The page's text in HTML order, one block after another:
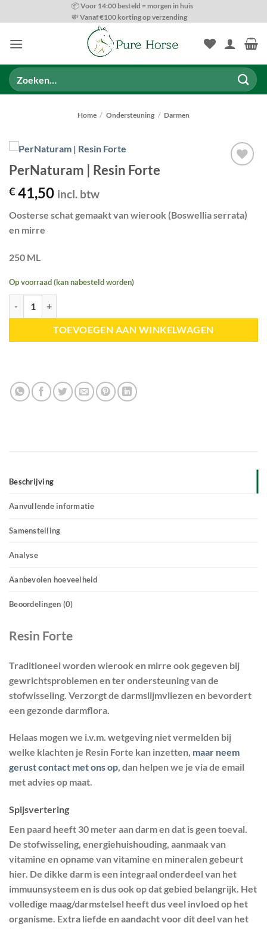
naar
📦 Voor 14:00 besteld = morgen in huis
💸 Vanaf €100 korting op verzending
Zoeken
naar:
Home / Ondersteuning / Darmen
PerNaturam | Resin Forte
€ 41,50 incl. btw
Oosterse schat gemaakt van wierook (Boswellia serrata)
en mirre
250 ML
Op voorraad (kan nabesteld worden)
TOEVOEGEN AAN WINKELWAGEN
Beschrijving
Aanvullende informatie
Samenstelling
Analyse
Aanbevolen hoeveelheid
Beoordelingen (0)
Resin Forte
Traditioneel worden wierook en mirre ook gegeven bij
gewrichtsproblemen en ter ondersteuning van de
stofwisseling. Verzorgt de darmslijmvliezen en bevordert
een gezonde darmflora.
Helaas mogen we i.v.m. wetgeving niet vermelden bij
welke klachten je Resin Forte kan inzetten, maar neem
gerust contact met ons op, dan helpen we je via de email
met advies op maat.
Spijsvertering
Een paard heeft 30 meter aan darm en dat is geen toeval.
De stofwisseling, energiehuishouding, aanmaak van
vitamine en opname van vitamine en mineralen gebeurt
hier. De dikke darm is een integraal onderdeel van het
immuunsysteem en is dus ook op dat gebied belangrijk. Het
volledige maag/darmstelsel heeft dus veel invloed op het
organisme. Extra liefde en aandacht voor dit deel van het